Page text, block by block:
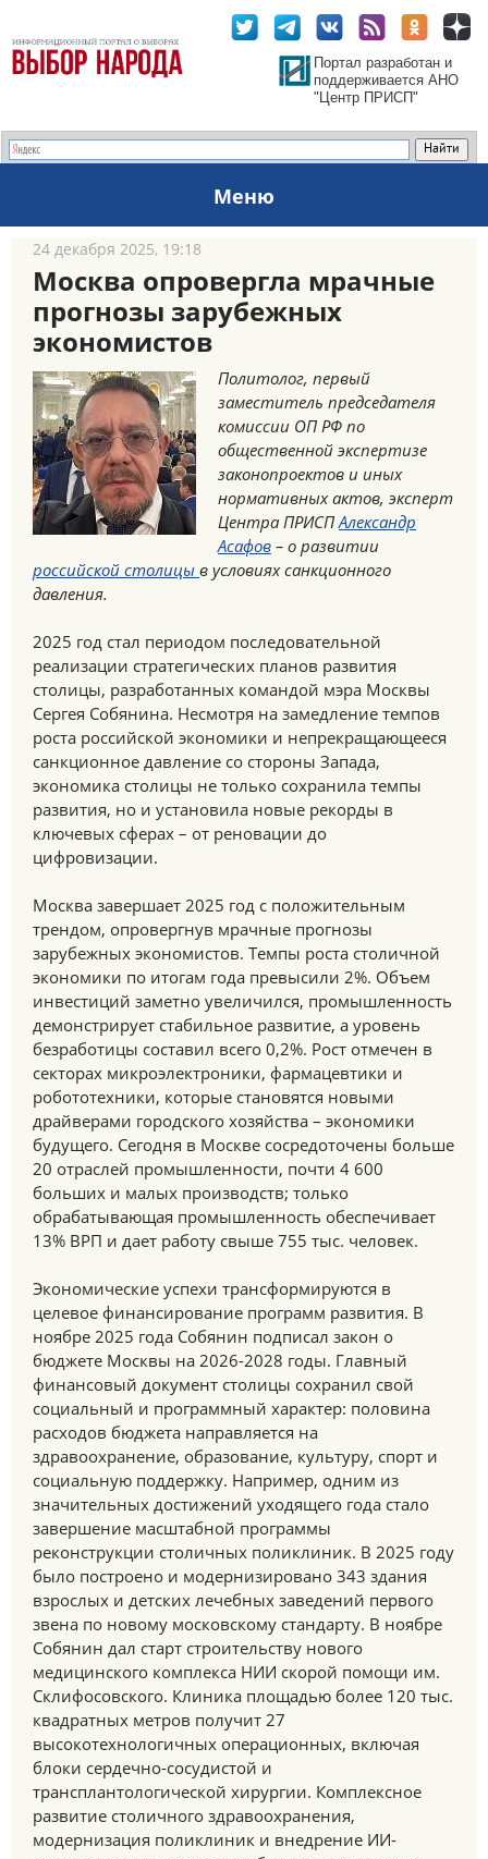
Портал разработан и
поддерживается АНО
"Центр ПРИСП"
Меню
24 декабря 2025, 19:18
Москва опровергла мрачные
прогнозы зарубежных
экономистов
Политолог, первый
заместитель председателя
комиссии ОП РФ по
общественной экспертизе
законопроектов и иных
нормативных актов, эксперт
Центра ПРИСПАлександр
Асафов – о развитии
российской столицы в условиях санкционного
давления.
2025 год стал периодом последовательной
реализации стратегических планов развития
столицы, разработанных командой мэра Москвы
Сергея Собянина. Несмотря на замедление темпов
роста российской экономики и непрекращающееся
санкционное давление со стороны Запада,
экономика столицы не только сохранила темпы
развития, но и установила новые рекорды в
ключевых сферах – от реновации до
цифровизации.
Москва завершает 2025 год с положительным
трендом, опровергнув мрачные прогнозы
зарубежных экономистов. Темпы роста столичной
экономики по итогам года превысили 2%. Объем
инвестиций заметно увеличился, промышленность
демонстрирует стабильное развитие, а уровень
безработицы составил всего 0,2%. Рост отмечен в
секторах микроэлектроники, фармацевтики и
робототехники, которые становятся новыми
драйверами городского хозяйства – экономики
будущего. Сегодня в Москве сосредоточены больше
20 отраслей промышленности, почти 4 600
больших и малых производств; только
обрабатывающая промышленность обеспечивает
13% ВРП и дает работу свыше 755 тыс. человек.
Экономические успехи трансформируются в
целевое финансирование программ развития. В
ноябре 2025 года Собянин подписал закон о
бюджете Москвы на 2026-2028 годы. Главный
финансовый документ столицы сохранил свой
социальный и программный характер: половина
расходов бюджета направляется на
здравоохранение, образование, культуру, спорт и
социальную поддержку. Например, одним из
значительных достижений уходящего года стало
завершение масштабной программы
реконструкции столичных поликлиник. В 2025 году
было построено и модернизировано 343 здания
взрослых и детских лечебных заведений первого
звена по новому московскому стандарту. В ноябре
Собянин дал старт строительству нового
медицинского комплекса НИИ скорой помощи им.
Склифосовского. Клиника площадью более 120 тыс.
квадратных метров получит 27
высокотехнологичных операционных, включая
блоки сердечно-сосудистой и
трансплантологической хирургии. Комплексное
развитие столичного здравоохранения,
модернизация поликлиник и внедрение ИИ-